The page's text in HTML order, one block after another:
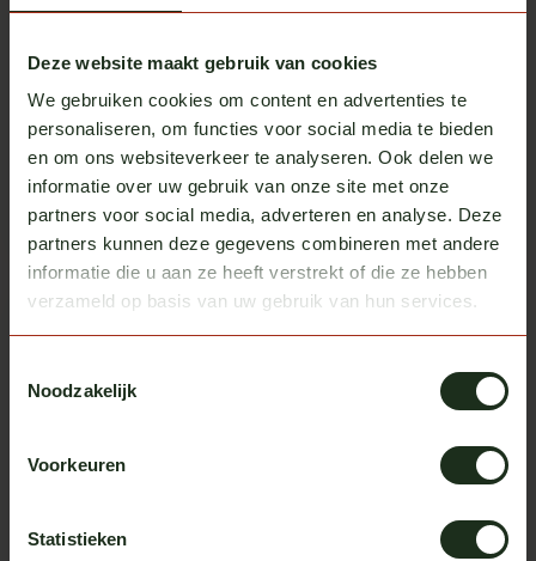
Deze website maakt gebruik van cookies
We gebruiken cookies om content en advertenties te
personaliseren, om functies voor social media te bieden
en om ons websiteverkeer te analyseren. Ook delen we
informatie over uw gebruik van onze site met onze
partners voor social media, adverteren en analyse. Deze
partners kunnen deze gegevens combineren met andere
informatie die u aan ze heeft verstrekt of die ze hebben
verzameld op basis van uw gebruik van hun services.
Noodzakelijk
Voorkeuren
Statistieken
Scania 530S - Jan Muskee